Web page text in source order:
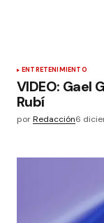
ENTRETENIMIENTO
VIDEO: Gael
Rubí
porRedacción6